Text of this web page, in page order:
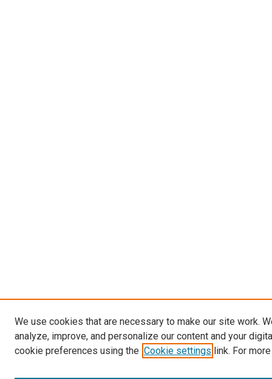
We use cookies that are necessary to make our site work.
analyze, improve, and personalize our content and your
cookie preferences using the Cookie settings link. For